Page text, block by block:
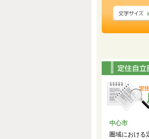
中心市
圏域における